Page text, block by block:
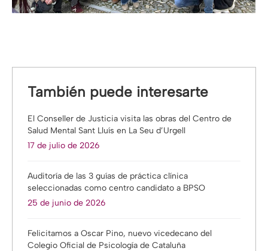
También puede interesarte
El Conseller de Justicia visita las obras del Centro de
Salud Mental Sant Lluís en La Seu d’Urgell
17 de julio de 2026
Auditoría de las 3 guías de práctica clínica
seleccionadas como centro candidato a BPSO
25 de junio de 2026
Felicitamos a Oscar Pino, nuevo vicedecano del
Colegio Oficial de Psicología de Cataluña